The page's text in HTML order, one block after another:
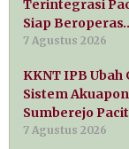
Terintegrasi
Siap
7 Agustus 2026
KKNT IPB Ubah
Sistem
Sumberejo
7 Agustus 2026